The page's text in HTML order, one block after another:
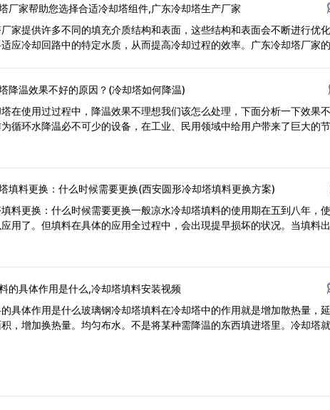
厂家帮助您选择合适冷却塔组件,广东冷却塔生产厂家
家提供许多不同的填充介质结构和表面，这些结构和表面会不断进行优
应冷却回路中的特定水质，从而提高冷却过程的效率。广东冷却塔厂家
降温效果不好的原因？(冷却塔如何降温)
在使用过过程中，降温效果不理想我们该怎么处理，下面分析一下效果
循环水降温必不可少的设备，在工业、民用领域中给用户带来了巨大的节
填料更换：什么时候需要更换(西安圆形冷却塔填料更换方案)
料更换：什么时候需要更换一般凉水冷却塔填料的使用期在五到八年，
用了。但填料在具体的应用全过程中，会出現提早损坏的状况。当填料
的具体作用是什么,冷却塔填料安装视频
具体作用是什么玻璃钢冷却塔填料在冷却塔中的作用就是增加散热量，
，增加换热量。均匀布水。不是将某种需降温的东西填进塔里。冷却塔